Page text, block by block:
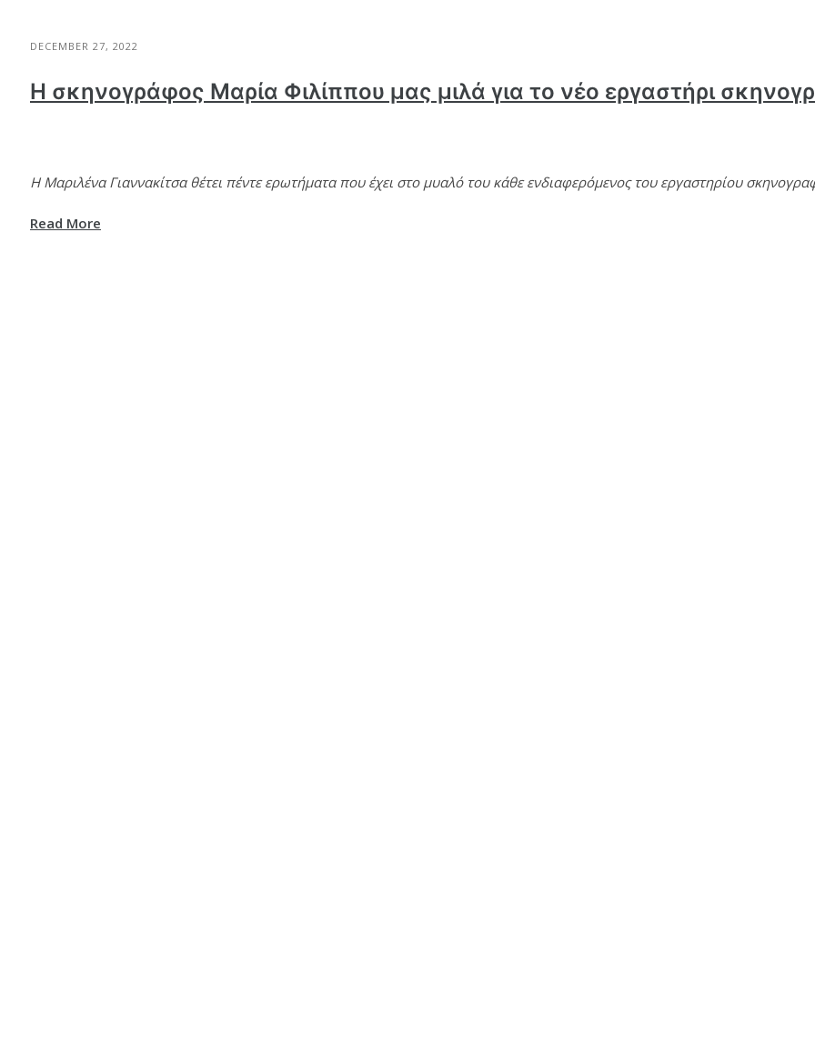
DECEMBER 27, 2022
Η σκηνογράφος Μαρία Φιλίππου μας μιλά για το νέο εργαστήρι
Η Μαριλένα Γιαννακίτσα θέτει πέντε ερωτήματα που έχει στο μυαλό του κάθε ενδιαφερόμενος του εργαστηρίου
Read More